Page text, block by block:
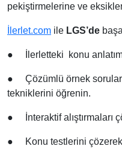
pekiştirmelerine ve
İlerlet.com ile LGS’de
● İlerletteki konu
● Çözümlü örnek
tekniklerini öğrenin.
● İnteraktif
●
Konu testlerini